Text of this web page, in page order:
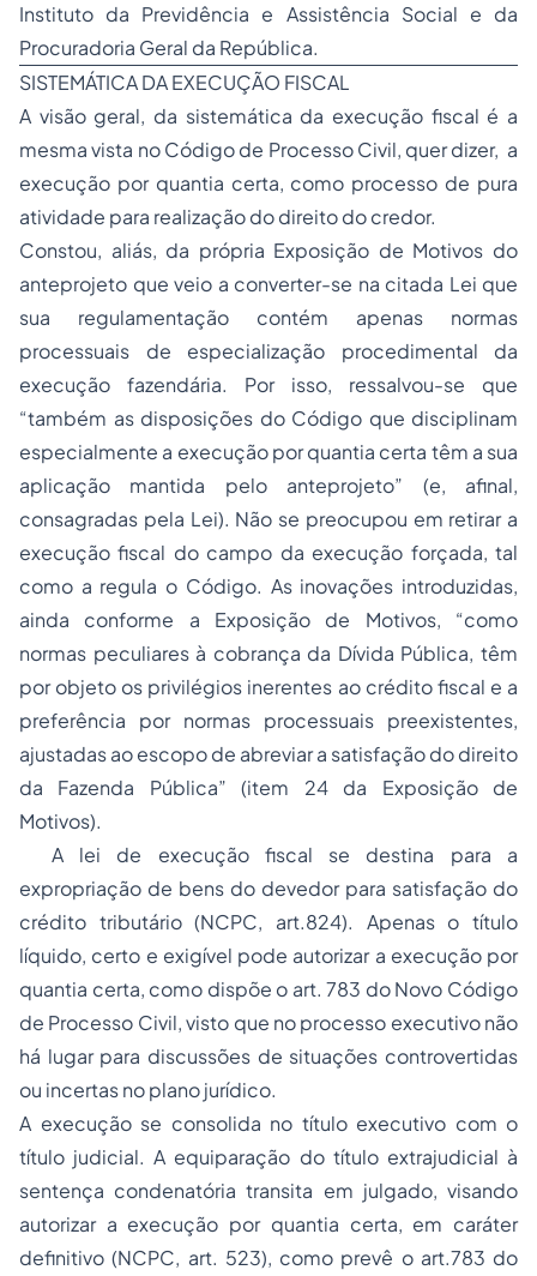
Instituto da Previdência e Assistência Social e da
Procuradoria Geral da República.
SISTEMÁTICA DA EXECUÇÃO FISCAL
A visão geral, da sistemática da execução fiscal é a
mesma vista no Código de Processo Civil, quer dizer, a
execução por quantia certa, como processo de pura
atividade para realização do direito do credor.
Constou, aliás, da própria Exposição de Motivos do
anteprojeto que veio a converter-se na citada Lei que
sua regulamentação contém apenas normas
processuais de especialização procedimental da
execução fazendária. Por isso, ressalvou-se que
“também as disposições do Código que disciplinam
especialmente a execução por quantia certa têm a sua
aplicação mantida pelo anteprojeto” (e, afinal,
consagradas pela Lei). Não se preocupou em retirar a
execução fiscal do campo da execução forçada, tal
como a regula o Código. As inovações introduzidas,
ainda conforme a Exposição de Motivos, “como
normas peculiares à cobrança da Dívida Pública, têm
por objeto os privilégios inerentes ao crédito fiscal e a
preferência por normas processuais preexistentes,
ajustadas ao escopo de abreviar a satisfação do direito
da Fazenda Pública” (item 24 da Exposição de
Motivos).
A lei de execução fiscal se destina para a
expropriação de bens do devedor para satisfação do
crédito tributário (NCPC, art.824). Apenas o título
líquido, certo e exigível pode autorizar a execução por
quantia certa, como dispõe o art. 783 do Novo Código
de Processo Civil, visto que no processo executivo não
há lugar para discussões de situações controvertidas
ou incertas no plano jurídico.
A execução se consolida no título executivo com o
título judicial. A equiparação do título extrajudicial à
sentença condenatória transita em julgado, visando
autorizar a execução por quantia certa, em caráter
definitivo (NCPC, art. 523), como prevê o art.783 do